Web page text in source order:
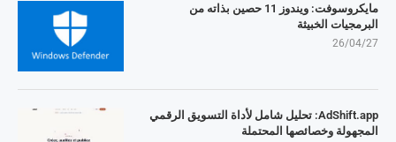
مايكروسوفت: ويندوز 11 حصين بذاته من
البرمجيات الخبيثة
26/04/27
AdShift.app: تحليل شامل لأداة التسويق الرقمي
المجهولة وخصائصها المحتملة